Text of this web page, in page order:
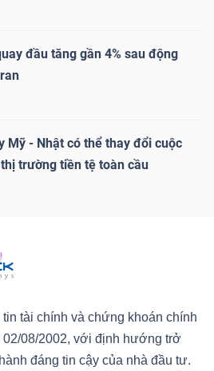
đầu tăng gần 4% sau động
Mỹ - Nhật có thể thay đổi cuộc
trường tiền tệ toàn cầu
tài chính và chứng khoán chính
08/2002, với định hướng trở
đáng tin cậy của nhà đầu tư.